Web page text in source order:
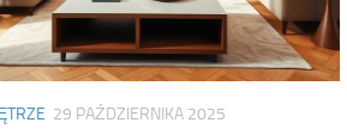
29 PAŹDZIERNIKA 2025